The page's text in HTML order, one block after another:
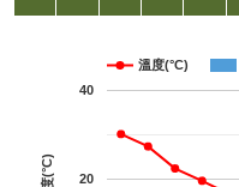
溫度(°C)
20
40